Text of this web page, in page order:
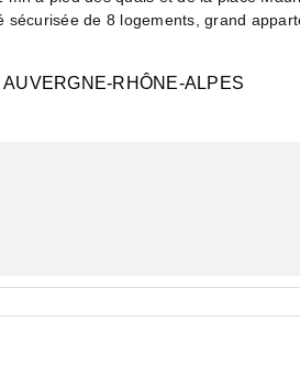
de 8 logements, grand
AUVERGNE-RHÔNE-ALPES